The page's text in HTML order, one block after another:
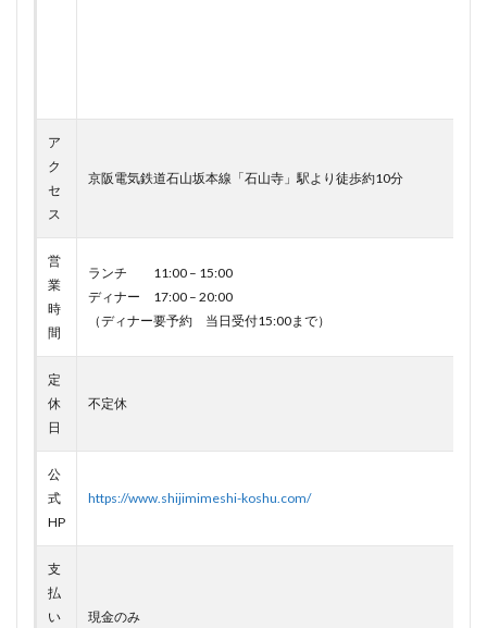
ア
ク
セ
ス
京阪電気鉄道石山坂本線「石山寺」駅より徒歩約10分
営
業
時
間
ランチ 11:00 – 15:00
ディナー 17:00 – 20:00
（ディナー要予約 当日受付15:00まで）
定
休
日
不定休
公
式
HP
https://www.shijimimeshi-koshu.com/
支
払
い
現金のみ